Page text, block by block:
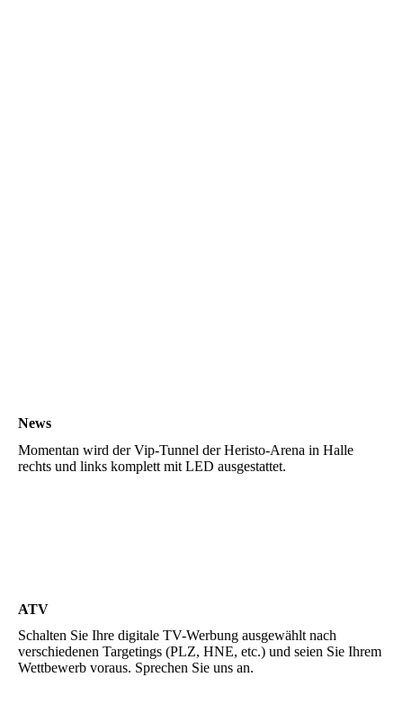
News
Momentan wird der Vip-Tunnel der Heristo-Arena in Halle
rechts und links komplett mit LED ausgestattet.
ATV
Schalten Sie Ihre digitale TV-Werbung ausgewählt nach
verschiedenen Targetings (PLZ, HNE, etc.) und seien Sie Ihrem
Wettbewerb voraus. Sprechen Sie uns an.